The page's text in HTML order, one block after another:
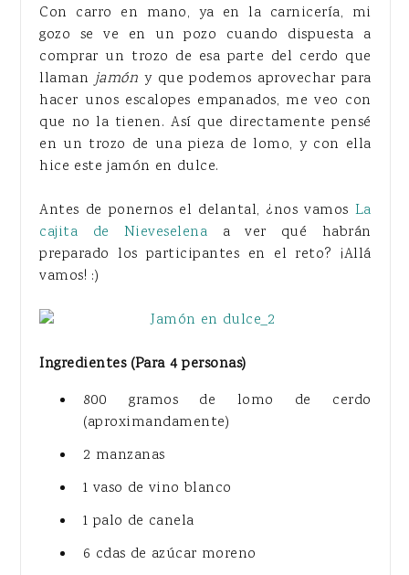
Con carro en mano, ya en la carnicería, mi
gozo se ve en un pozo cuando dispuesta a
comprar un trozo de esa parte del cerdo que
llamanjamón y que podemos aprovechar para
hacer unos escalopes empanados, me veo con
que no la tienen. Así que directamente pensé
en un trozo de una pieza de lomo, y con ella
hice este jamón en dulce.
Antes de ponernos el delantal, ¿nos vamos La
cajita de Nieveselena a ver qué habrán
preparado los participantes en el reto? ¡Allá
vamos! :)
Ingredientes (Para 4 personas)
800 gramos de lomo de cerdo
(aproximandamente)
2 manzanas
1 vaso de vino blanco
1 palo de canela
6 cdas de azúcar moreno